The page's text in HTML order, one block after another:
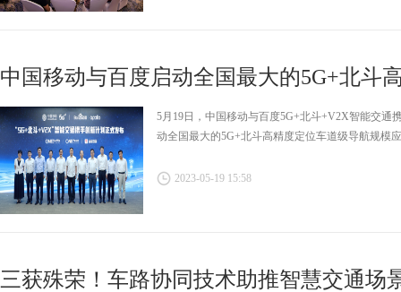
中国移动与百度启动全国最大的5G+北斗
5月19日，中国移动与百度5G+北斗+V2X智能交通
动全国最大的5G+北斗高精度定位车道级导航规模
2023-05-19 15:58
三获殊荣！车路协同技术助推智慧交通场